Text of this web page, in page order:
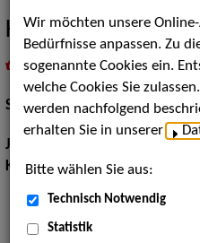
Kai Frederic
inMeine Merklistelegen
Schauspiel:Bühne
Jahrgang:
Körpergröße:177 cm
Wir möchten unsere
Bedürfnisse anpassen. Zu
sogenannte Cookies ein.
welche Cookies Sie
werden nachfolgend
erhalten Sie in unserer
Bitte wählen Sie aus:
Technisch Notwendig
Statistik